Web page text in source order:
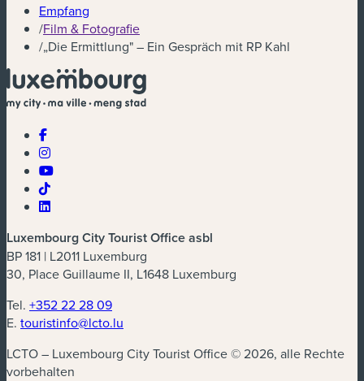
Empfang
/Film & Fotografie
/„Die Ermittlung" – Ein Gespräch mit RP Kahl
Luxembourg City Tourist Office asbl
BP 181 | L2011 Luxemburg
30, Place Guillaume II, L1648 Luxemburg
Tel. +352 22 28 09
E. touristinfo@lcto.lu
LCTO – Luxembourg City Tourist Office © 2026, alle Rechte
vorbehalten